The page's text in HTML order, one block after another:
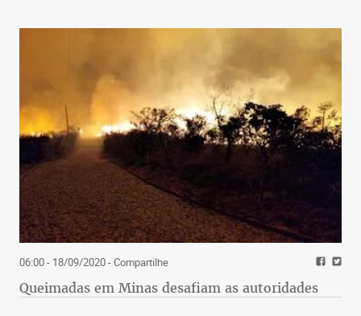
06:00 - 18/09/2020- Compartilhe
Queimadas em Minas desafiam as autoridades